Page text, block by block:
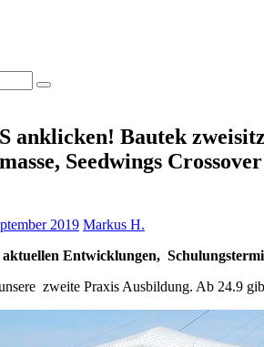
anklicken! Bautek
Seedwings
2019 Markus H.
Entwicklungen,
zweite Praxis Ausbildung. Ab 24.9